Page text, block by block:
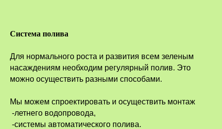
Система полива
Для нормального роста и развития всем зеленым
насаждениям необходим регулярный полив. Это
можно осуществить разными способами.
Мы можем спроектировать и осуществить монтаж
-летнего водопровода,
-системы автоматического полива.